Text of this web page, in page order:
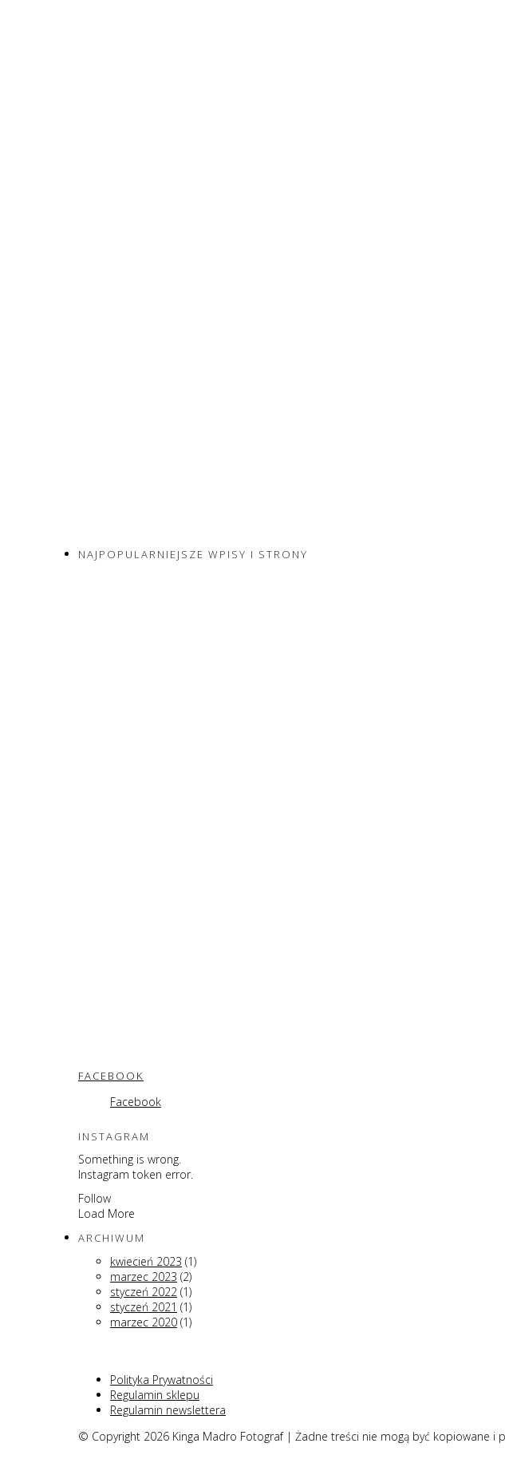
NAJPOPULARNIEJSZE WPISY I STRONY
FACEBOOK
Facebook
INSTAGRAM
Something is wrong.
Instagram token error.
Follow
Load More
ARCHIWUM
kwiecień 2023 (1)
marzec 2023 (2)
styczeń 2022 (1)
styczeń 2021 (1)
marzec 2020 (1)
Polityka Prywatności
Regulamin sklepu
Regulamin newslettera
© Copyright 2026 Kinga Madro Fotograf | Żadne treści nie mogą być kopiowane